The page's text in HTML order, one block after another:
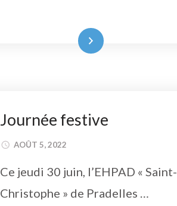
Lire la suite
Journée festive
AOÛT 5, 2022
Ce jeudi 30 juin, l’EHPAD « Saint-
Christophe » de Pradelles …